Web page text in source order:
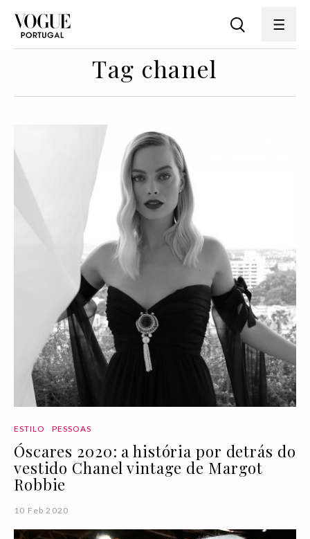
Tag chanel
ESTILO PESSOAS
Óscares 2020: a história por detrás do
vestido Chanel vintage de Margot
Robbie
10 Feb 2020